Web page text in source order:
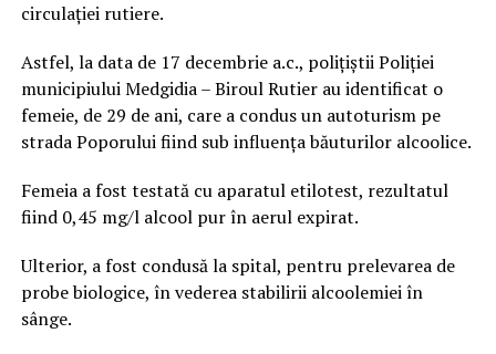
circulației rutiere.
Astfel, la data de 17 decembrie a.c., polițiștii Poliției
municipiului Medgidia – Biroul Rutier au identificat o
femeie, de 29 de ani, care a condus un autoturism pe
strada Poporului fiind sub influența băuturilor alcoolice.
Femeia a fost testată cu aparatul etilotest, rezultatul
fiind 0,45 mg/l alcool pur în aerul expirat.
Ulterior, a fost condusă la spital, pentru prelevarea de
probe biologice, în vederea stabilirii alcoolemiei în
sânge.